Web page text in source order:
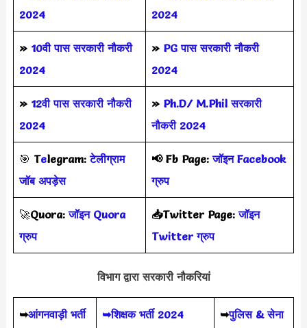
2024
2024
» 10वी पास सरकारी नौकरी
2024
» PG पास सरकारी नौकरी
2024
» 12वी पास सरकारी नौकरी
2024
» Ph.D/ M.Phil सरकारी
नौकरी 2024
🎯 Telegram: टेलीग्राम
जॉब अपड़ेस
📢 Fb Page:जॉइन Facebook
ग्रुप
🚀Quora:जॉइन Quora
ग्रुप
📥Twitter Page:जॉइन
Twitter ग्रुप
विभाग द्वारा सरकारी नौकरियां
➥आंगनवाड़ी भर्ती
➥शिक्षक भर्ती 2024
➥पुलिस & सेना